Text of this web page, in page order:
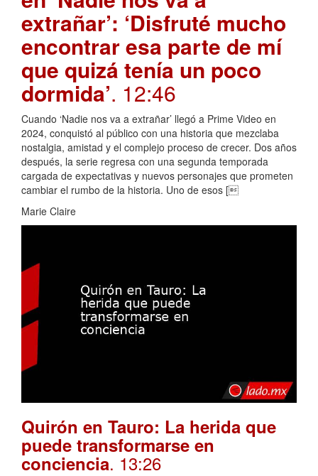
extrañar’: ‘Disfruté mucho
encontrar esa parte de mí
que quizá tenía un poco
dormida’. 12:46
Cuando ‘Nadie nos va a extrañar’ llegó a Prime Video en
2024, conquistó al público con una historia que mezclaba
nostalgia, amistad y el complejo proceso de crecer. Dos años
después, la serie regresa con una segunda temporada
cargada de expectativas y nuevos personajes que prometen
cambiar el rumbo de la historia. Uno de esos [
Marie Claire
Quirón en Tauro: La herida que
puede transformarse en
conciencia. 13:26